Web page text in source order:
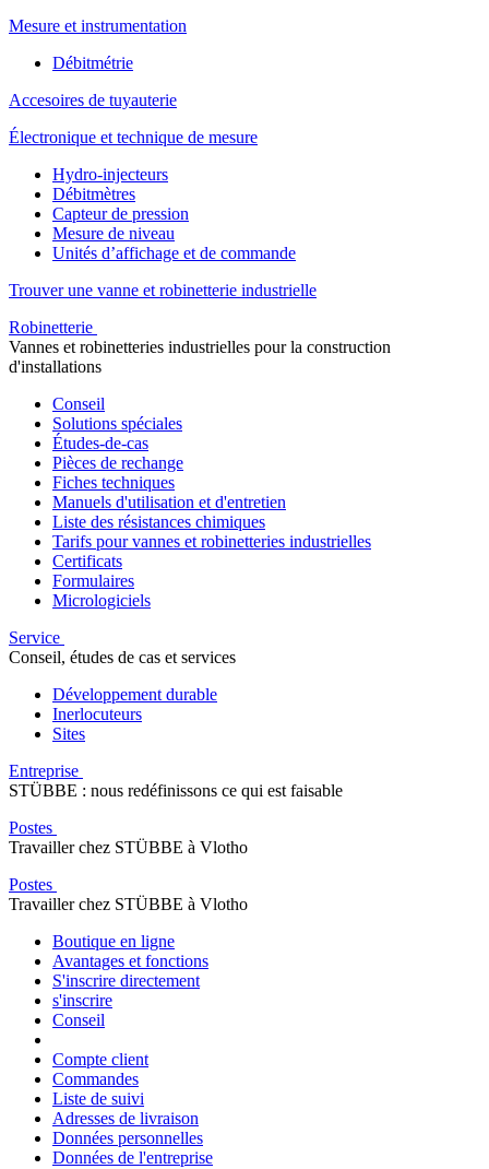
Mesure et instrumentation
Débitmétrie
Accesoires de tuyauterie
Électronique et technique de mesure
Hydro-injecteurs
Débitmètres
Capteur de pression
Mesure de niveau
Unités d’affichage et de commande
Trouver une vanne et robinetterie industrielle
Robinetterie
Vannes et robinetteries industrielles pour la construction
d'installations
Conseil
Solutions spéciales
Études-de-cas
Pièces de rechange
Fiches techniques
Manuels d'utilisation et d'entretien
Liste des résistances chimiques
Tarifs pour vannes et robinetteries industrielles
Certificats
Formulaires
Micrologiciels
Service
Conseil, études de cas et services
Développement durable
Inerlocuteurs
Sites
Entreprise
STÜBBE : nous redéfinissons ce qui est faisable
Postes
Travailler chez STÜBBE à Vlotho
Postes
Travailler chez STÜBBE à Vlotho
Boutique en ligne
Avantages et fonctions
S'inscrire directement
s'inscrire
Conseil
Compte client
Commandes
Liste de suivi
Adresses de livraison
Données personnelles
Données de l'entreprise